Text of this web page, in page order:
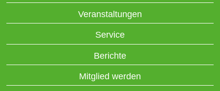
Veranstaltungen
Service
Berichte
Mitglied werden